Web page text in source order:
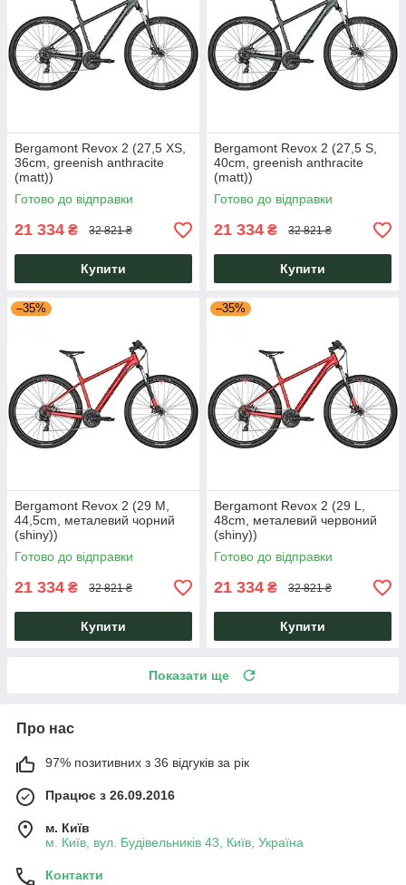
Bergamont Revox 2 (27,5 XS,
36cm, greenish anthracite
(matt))
Готово до відправки
21 334 ₴ 32 821 ₴
Купити
Bergamont Revox 2 (27,5 S,
40cm, greenish anthracite
(matt))
Готово до відправки
21 334 ₴ 32 821 ₴
Купити
–35%
Bergamont Revox 2 (29 M,
44,5cm, металевий чорний
(shiny))
Готово до відправки
21 334 ₴ 32 821 ₴
Купити
–35%
Bergamont Revox 2 (29 L,
48cm, металевий червоний
(shiny))
Готово до відправки
21 334 ₴ 32 821 ₴
Купити
Показати ще
Про нас
97% позитивних з 36 відгуків за рік
Працює з 26.09.2016
м. Київ
м. Київ, вул. Будівельників 43, Київ, Україна
Контакти